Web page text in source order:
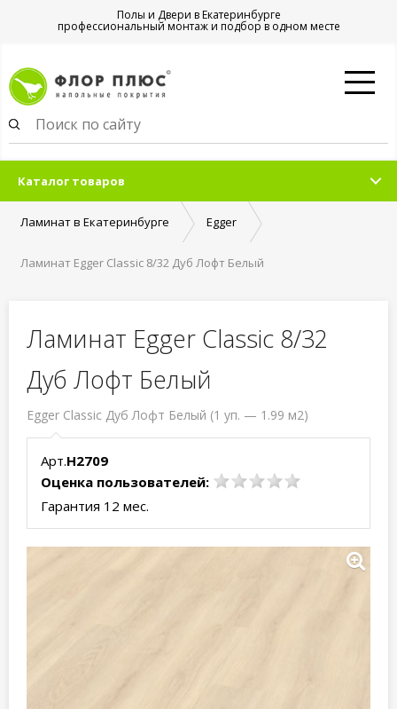
Полы и Двери в Екатеринбурге
профессиональный монтаж и подбор в одном месте
Каталог товаров
Ламинат в Екатеринбурге Egger
Ламинат Egger Classic 8/32 Дуб Лофт Белый
Ламинат Egger Classic 8/32
Дуб Лофт Белый
Egger Classic Дуб Лофт Белый (1 уп. — 1.99 м2)
Арт.H2709
Оценка пользователей:
Гарантия 12 мес.